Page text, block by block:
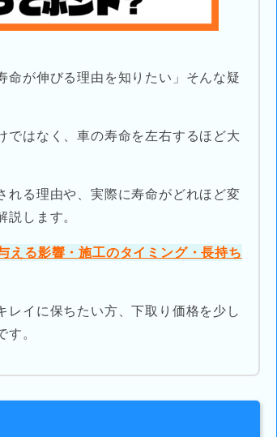
命が伸びる理由を知りたい」そんな疑
ではなく、車の寿命を左右するほど大
れる理由や、実際に寿命がどれほど変
説します。
える影響・施工のタイミング・長持ち
レイに保ちたい方、下取り価格を少し
す。